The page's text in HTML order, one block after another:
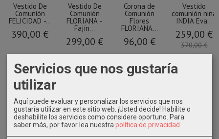
Vestido De
Comunión
FELICIDAD -...
390,00 €
Vestido De
Comunión
FLORIANA -
Fajín...
299,00 €
Corona de
Comunión
Flores
FLORIANA...
96,00 €
Vestido
comunión niña
INDIA Eva...
259,00 €
370,00 €
Servicios que nos gustaría
utilizar
Aquí puede evaluar y personalizar los servicios que nos
gustaría utilizar en este sitio web. ¡Usted decide! Habilite o
deshabilite los servicios como considere oportuno. Para
saber más, por favor lea nuestra política de privacidad